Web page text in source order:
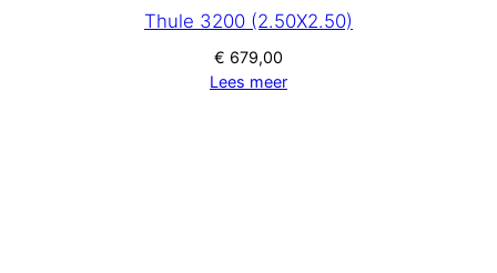
Thule 3200 (2.50X2.50)
€ 679,00
Lees meer